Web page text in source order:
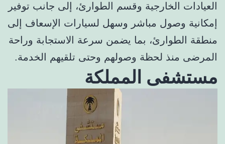
العيادات الخارجية وقسم الطوارئ، إلى جانب توفير
إمكانية وصول مباشر وسهل لسيارات الإسعاف إلى
منطقة الطوارئ، بما يضمن سرعة الاستجابة وراحة
المرضى منذ لحظة وصولهم وحتى تلقيهم الخدمة.
مستشفى المملكة